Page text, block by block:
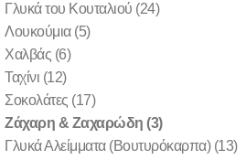
Ζάχαρη &
Γλυκά του Κουταλιού (24)
Λουκούμια(5)
Χαλβάς (6)
Ταχίνι (12)
Σοκολάτες (17)
Ζάχαρη & Ζαχαρώδη (3)
Γλυκά Αλείμματα (Βουτυρόκαρπα)(13)
Προϊόντα(3)